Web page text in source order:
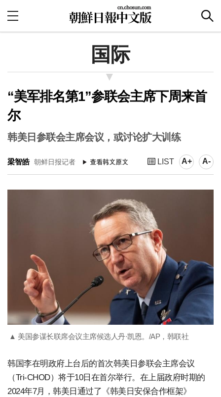
国际
“美军排名第1”参联会主席下周来首
尔
韩美日参联会主席会议，或讨论扩大训练
梁智皓 朝鲜日报记者 LIST A+ A-
▲ 美国参谋长联席会议主席候选人丹·凯恩。/AP，韩联社
韩国李在明政府上台后的首次韩美日参联会主席会议
（Tri-CHOD）将于10日在首尔举行。在上届政府时期的
2024年7月，韩美日通过了《韩美日安保合作框架》